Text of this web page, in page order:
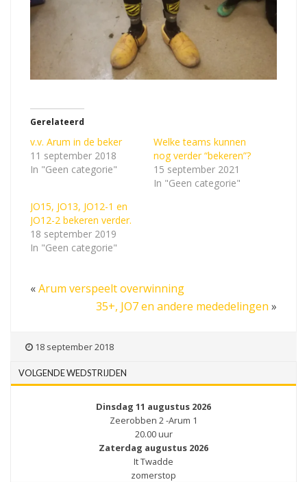
Gerelateerd
v.v. Arum in de beker
11 september 2018
In "Geen categorie"
Welke teams kunnen
nog verder “bekeren”?
15 september 2021
In "Geen categorie"
JO15, JO13, JO12-1 en
JO12-2 bekeren verder.
18 september 2019
In "Geen categorie"
«Arum verspeelt overwinning
35+, JO7 en andere mededelingen »
18 september 2018
VOLGENDE WEDSTRIJDEN
Dinsdag 11 augustus 2026
Zeerobben 2 -Arum 1
20.00 uur
Zaterdag augustus 2026
It Twadde
zomerstop